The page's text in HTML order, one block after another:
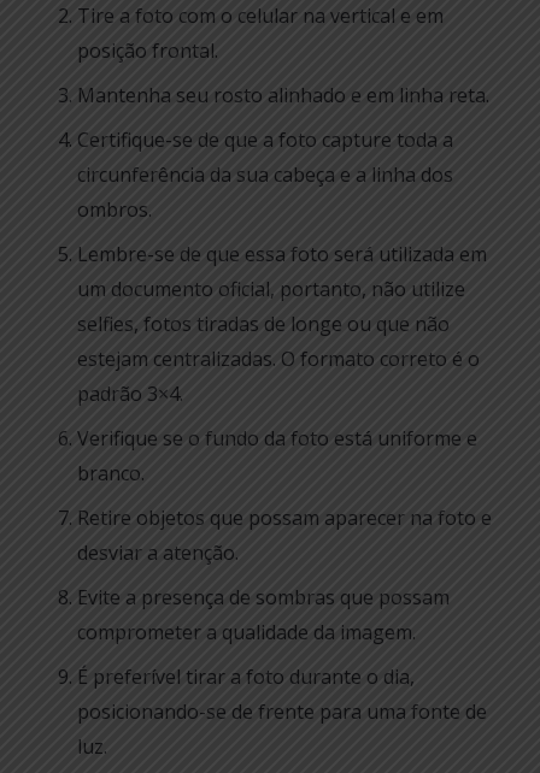
Tire a foto com o celular na vertical e em
posição frontal.
Mantenha seu rosto alinhado e em linha reta.
Certifique-se de que a foto capture toda a
circunferência da sua cabeça e a linha dos
ombros.
Lembre-se de que essa foto será utilizada em
um documento oficial, portanto, não utilize
selfies, fotos tiradas de longe ou que não
estejam centralizadas. O formato correto é o
padrão 3×4.
Verifique se o fundo da foto está uniforme e
branco.
Retire objetos que possam aparecer na foto e
desviar a atenção.
Evite a presença de sombras que possam
comprometer a qualidade da imagem.
É preferível tirar a foto durante o dia,
posicionando-se de frente para uma fonte de
luz.